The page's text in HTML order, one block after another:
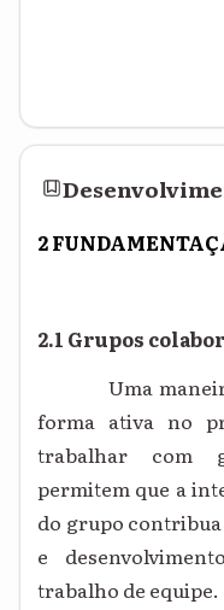
2
2.1 Grupos
Uma
forma ativa no
trabalhar com
permitem que a
do grupo
e
trabalho de equipe.